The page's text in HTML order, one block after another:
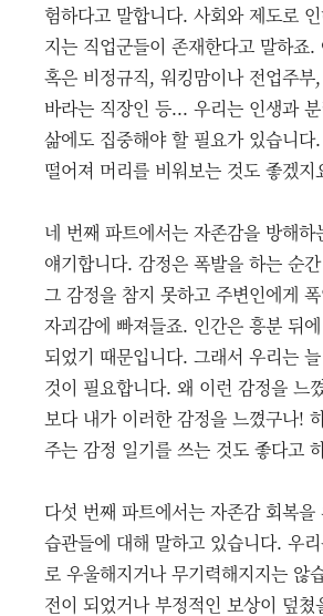
험하다고 말합니다. 사회와 제도로
지는 직업군들이 존재한다고 말하죠.
혹은 비정규직, 워킹맘이나 전업주부
바라는 직장인 등... 우리는 인생과
삶에도 집중해야 할 필요가 있습니다
떨어져 머리를 비워보는 것도 좋겠지
네 번째 파트에서는 자존감을 방해하
얘기합니다. 감정은 폭발을 하는 순
그 감정을 참지 못하고 주변인에게
자괴감에 빠져들죠. 인간은 흥분 뒤
되었기 때문입니다. 그래서 우리는
것이 필요합니다. 왜 이런 감정을 느
보다 내가 이러한 감정을 느꼈구나!
주는 감정 일기를 쓰는 것도 좋다고
다섯 번째 파트에서는 자존감 회복
습관들에 대해 말하고 있습니다. 우
로 우울해지거나 무기력해지지는 않
전이 되었거나 부정적인 보상이 덮쳤